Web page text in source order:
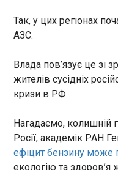
дослідники.
обговорювалась
21:23:08
пише
ЧИТАТЬ
Танкери обходять
Так, у цих регіонах
АЗС.
Влада пов’язує це зі
жителів сусідніх
кризи в РФ.
Нагадаємо, колишній
Росії, академік РАН
ефіцит бензину може
екологію та здоров’я